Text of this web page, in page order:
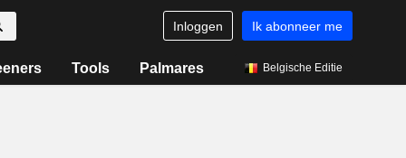
Inloggen Ik abonneer me
Tools Palmares Belgische Editie